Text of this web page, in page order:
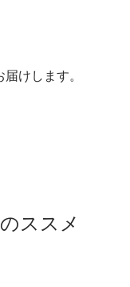
けします。
ススメ